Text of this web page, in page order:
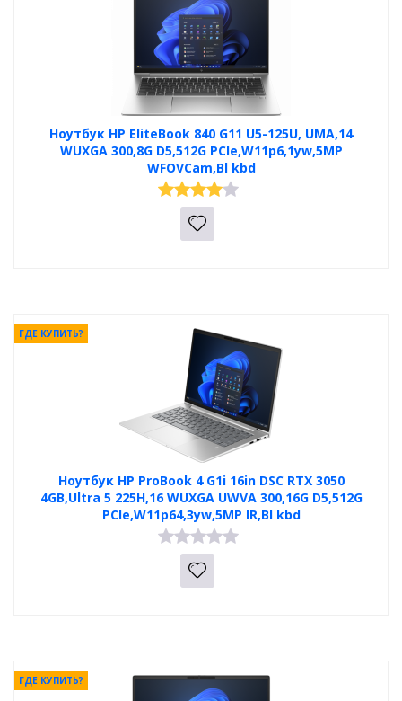
Ноутбук HP EliteBook 840 G11 U5-125U, UMA,14
WUXGA 300,8G D5,512G PCIe,W11p6,1yw,5MP
WFOVCam,Bl kbd
Ноутбук HP ProBook 4 G1i 16in DSC RTX 3050
4GB,Ultra 5 225H,16 WUXGA UWVA 300,16G D5,512G
PCIe,W11p64,3yw,5MP IR,Bl kbd
ГДЕ КУПИТЬ?
ГДЕ КУПИТЬ?